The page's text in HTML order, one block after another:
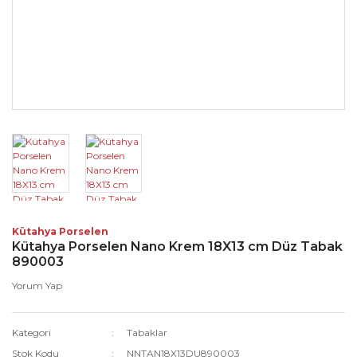
Kütahya Porselen
Kütahya Porselen Nano Krem 18X13 cm Düz Tabak
890003
Yorum Yap
Kategori
Tabaklar
Stok Kodu
NNTAN18X13DU890003